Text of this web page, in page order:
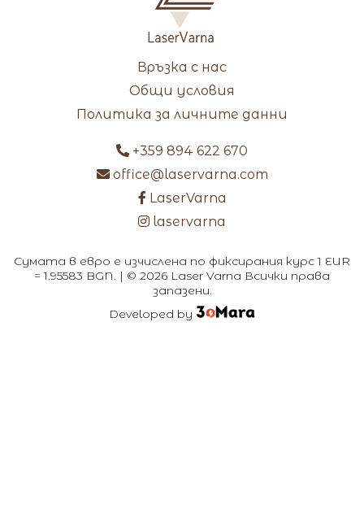
Връзка с нас
Общи условия
Политика за личните данни
+359 894 622 670
office@laservarna.com
LaserVarna
laservarna
Сумата в евро е изчислена по фиксирания курс 1 EUR
= 1.95583 BGN. | © 2026 Laser Varna Всички права
запазени.
Developed by